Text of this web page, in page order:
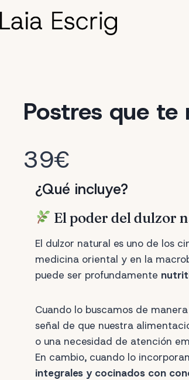
Postres que te
39€
¿Qué incluye?
El poder del dulzor
El dulzor natural es uno de los
medicina oriental y en la
puede ser profundamente
Cuando lo buscamos de
señal de que nuestra
o una necesidad de atención
En cambio, cuando lo
integrales y cocinados con